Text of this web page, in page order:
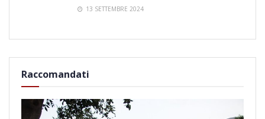
13 SETTEMBRE 2024
Raccomandati